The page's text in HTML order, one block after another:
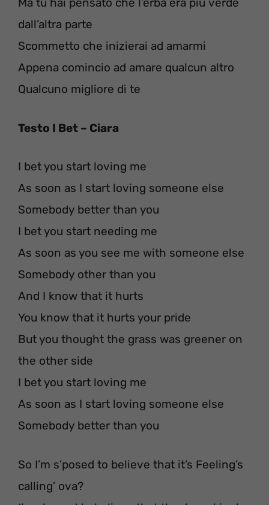
Ma tu hai pensato che l’erba era più verde
dall’altra parte
Scommetto che inizierai ad amarmi
Appena comincio ad amare qualcun altro
Qualcuno migliore di te
Testo I Bet – Ciara
I bet you start loving me
As soon as I start loving someone else
Somebody better than you
I bet you start needing me
As soon as you see me with someone else
Somebody other than you
And I know that it hurts
You know that it hurts your pride
But you thought the grass was greener on
the other side
I bet you start loving me
As soon as I start loving someone else
Somebody better than you
So I’m s’posed to believe that it’s Feeling’s
calling’ ova?